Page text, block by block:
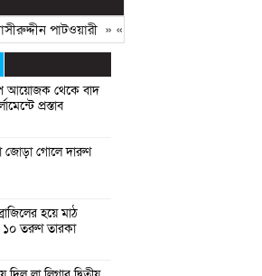
পাটওয়ারী» «দেশে নতুন দলের আত্মপ্রকাশ,
আয়োজক থেকে বাদ
প্রস্তাব
জোড়া গোলে দারুণ
হয়ে মাঠ
১০ তরুণ তারকা